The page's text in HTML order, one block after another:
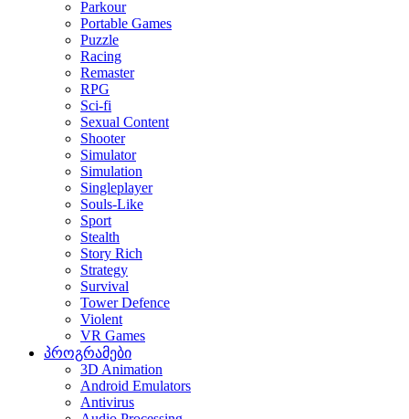
Parkour
Portable Games
Puzzle
Racing
Remaster
RPG
Sci-fi
Sexual Content
Shooter
Simulator
Simulation
Singleplayer
Souls-Like
Sport
Stealth
Story Rich
Strategy
Survival
Tower Defence
Violent
VR Games
პროგრამები
3D Animation
Android Emulators
Antivirus